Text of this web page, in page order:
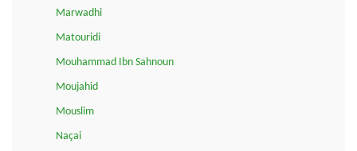
Marwadhi
Matouridi
Mouhammad Ibn Sahnoun
Moujahid
Mouslim
Naçai